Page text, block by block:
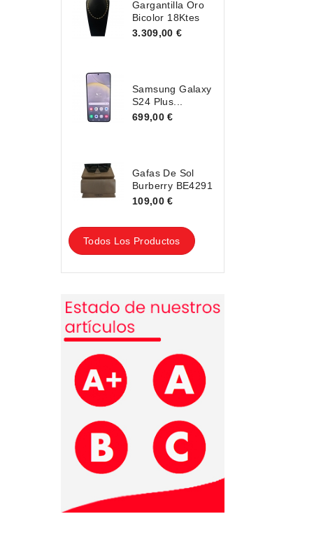
Gargantilla Oro
Bicolor 18Ktes
3.309,00 €
Samsung Galaxy
S24 Plus...
699,00 €
Gafas De Sol
Burberry BE4291
109,00 €
Todos Los Productos